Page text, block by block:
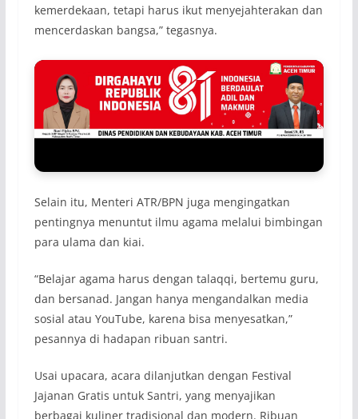
kemerdekaan, tetapi harus ikut menyejahterakan dan
mencerdaskan bangsa,” tegasnya.
Selain itu, Menteri ATR/BPN juga mengingatkan
pentingnya menuntut ilmu agama melalui bimbingan
para ulama dan kiai.
“Belajar agama harus dengan talaqqi, bertemu guru,
dan bersanad. Jangan hanya mengandalkan media
sosial atau YouTube, karena bisa menyesatkan,”
pesannya di hadapan ribuan santri.
Usai upacara, acara dilanjutkan dengan Festival
Jajanan Gratis untuk Santri, yang menyajikan
berbagai kuliner tradisional dan modern. Ribuan